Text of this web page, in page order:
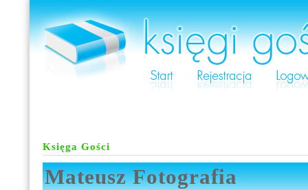
Księga Gości
Mateusz Fotografia